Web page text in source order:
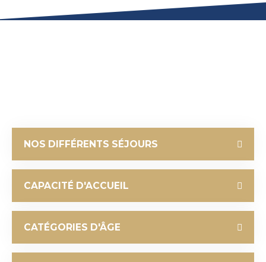
NOS DIFFÉRENTS SÉJOURS
CAPACITÉ D'ACCUEIL
CATÉGORIES D'ÂGE